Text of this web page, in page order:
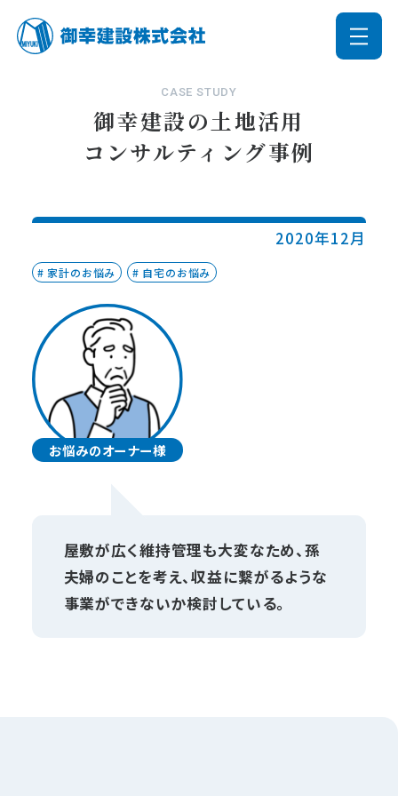
CASE STUDY
御幸建設の土地活用
コンサルティング事例
2020年12月
家計のお悩み 自宅のお悩み
お悩みのオーナー様
屋敷が広く維持管理も大変なため、孫
夫婦のことを考え、収益に繋がるような
事業ができないか検討している。